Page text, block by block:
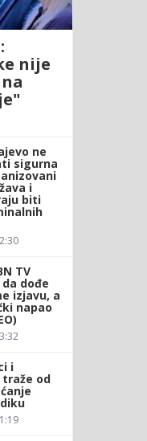
nije
ne
sigurna
i
biti
TV
dođe
izjavu, a
napao
i
od